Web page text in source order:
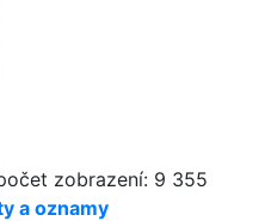
a oznamy
zobrazení: 9 355